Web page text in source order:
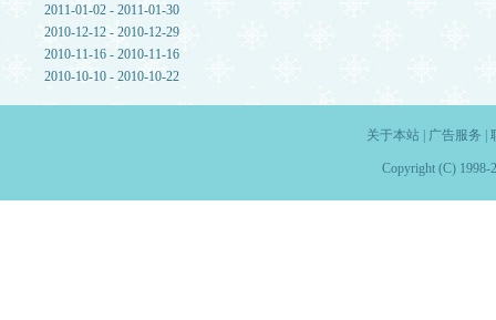
2011-01-02 - 2011-01-30
2010-12-12 - 2010-12-29
2010-11-16 - 2010-11-16
2010-10-10 - 2010-10-22
关于本站| 广告服务
Copyright (C) 1998-